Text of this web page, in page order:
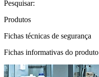
Pesquisar:
Produtos
Fichas técnicas de segurança
Fichas informativas do produto